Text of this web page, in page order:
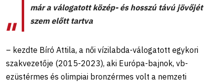
már a válogatott közép- és hosszú távú jövőjét
szem előtt tartva
– kezdte Bíró Attila, a női vízilabda-válogatott egykori
szakvezetője (2015-2023), aki Európa-bajnok, vb-
ezüstérmes és olimpiai bronzérmes volt a nemzeti